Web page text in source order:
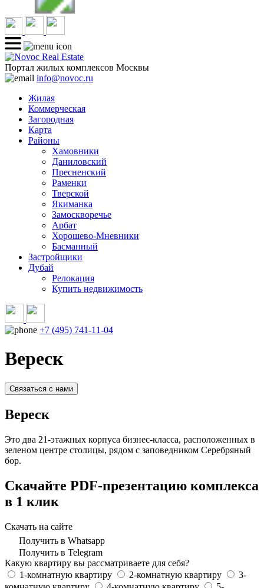
Портал жилых комплексов Москвы
info@novoc.ru
Жилая
Коммерческая
Загородная
Карта
Районы
Хамовники
Даниловский
Пресненский
Раменки
Тверской
Якиманка
Замоскворечье
Арбат
Хорошево-Мневники
Басманный
Застройщики
Дубай
Релокация
Купить недвижимость
+7 (495) 741-11-04
Вереск
Связаться с нами
Вереск
Это два 21-этажных корпуса бизнес-класса, расположенных в
зеленом центре столицы, рядом с заповедником Серебряный
бор.
Скачайте PDF-презентацию комплекса
в 1 клик
Скачать на сайте
Получить в Whatsapp
Получить в Telegram
Какую квартиру вы рассматриваете для себя?
1-комнатную квартиру
2-комнатную квартиру
3-